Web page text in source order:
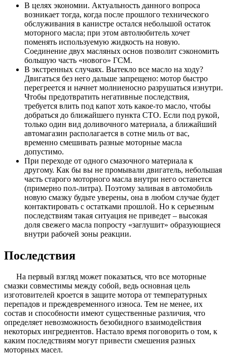
В целях экономии. Актуальность данного вопроса
возникает тогда, когда после прошлого технического
обслуживания в канистре остался небольшой остаток
моторного масла; при этом автолюбитель хочет
поменять используемую жидкость на новую.
Соединение двух масляных основ позволит сэкономить
большую часть «нового» ГСМ.
В экстренных случаях. Вытекло все масло на ходу?
Двигаться без него дальше запрещено: мотор быстро
перегреется и начнет молниеносно разрушаться изнутри.
Чтобы предотвратить негативные последствия,
требуется влить под капот хоть какое-то масло, чтобы
добраться до ближайшего пункта СТО. Если под рукой,
только один вид доливочного материала, а ближайший
автомагазин располагается в сотне миль от вас,
временно смешивать разные моторные масла
допустимо.
При переходе от одного смазочного материала к
другому. Как бы вы не промывали двигатель, небольшая
часть старого моторного масла внутри него останется
(примерно пол-литра). Поэтому заливая в автомобиль
новую смазку будьте уверены, она в любом случае будет
контактировать с остатками прошлой. Но к серьезным
последствиям такая ситуация не приведет – высокая
доля свежего масла попросту «заглушит» образующиеся
внутри рабочей зоны реакции.
Последствия
На первый взгляд может показаться, что все моторные
смазки совместимы между собой, ведь основная цель
изготовителей кроется в защите мотора от температурных
перепадов и преждевременного износа. Тем не менее, их
состав и способности имеют существенные различия, что
определяет невозможность безобидного взаимодействия
некоторых ингредиентов. Настало время поговорить о том, к
каким последствиям могут привести смешения разных
моторных масел.